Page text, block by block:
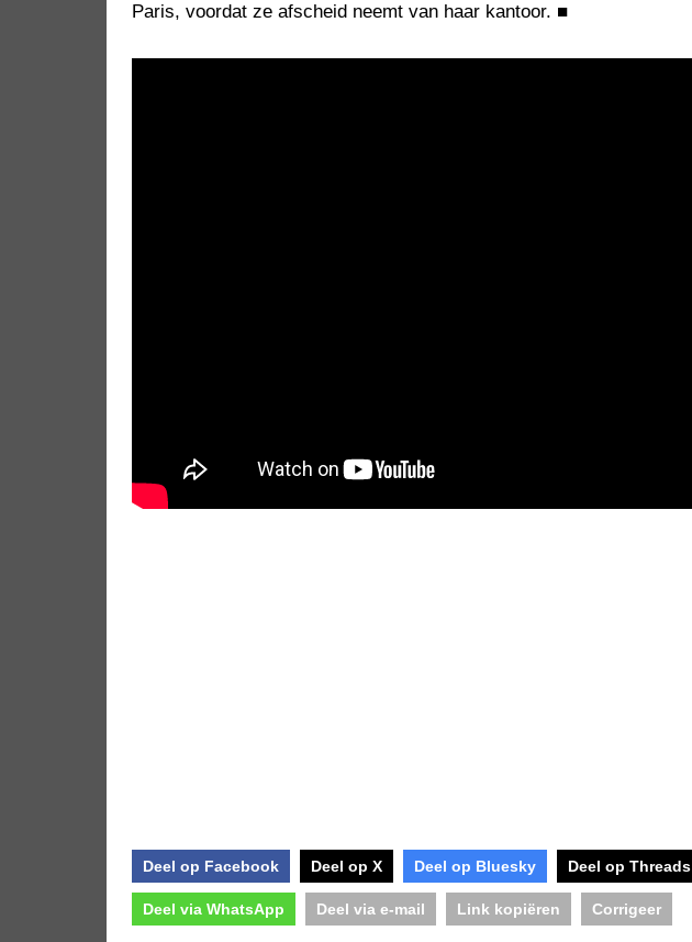
Paris, voordat ze afscheid neemt van haar kantoor. ■
Deel op Facebook Deel op X Deel op Bluesky Deel op Threads
Deel via WhatsApp Deel via e-mail Link kopiëren Corrigeer